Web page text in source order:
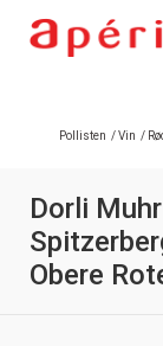
Pollisten /Vin /
Dorli
Obere